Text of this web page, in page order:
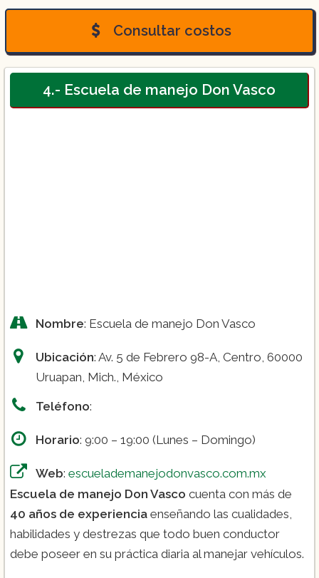
Consultar costos
4.- Escuela de manejo Don Vasco
Nombre: Escuela de manejo Don Vasco
Ubicación: Av. 5 de Febrero 98-A, Centro, 60000
Uruapan, Mich., México
Teléfono:
Horario: 9:00 – 19:00 (Lunes – Domingo)
Web: escuelademanejodonvasco.com.mx
Escuela de manejo Don Vasco cuenta con más de
40 años de experiencia enseñando las cualidades,
habilidades y destrezas que todo buen conductor
debe poseer en su práctica diaria al manejar vehículos.